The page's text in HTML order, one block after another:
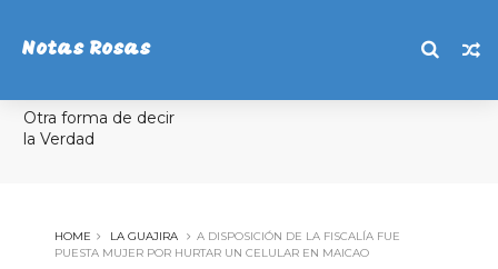
Notas Rosas
Otra forma de decir
la Verdad
HOME LA GUAJIRA
A DISPOSICIÓN DE LA FISCALÍA FUE
PUESTA MUJER POR HURTAR UN CELULAR EN MAICAO